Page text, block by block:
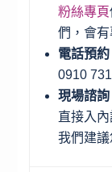
粉絲專頁
們，會有
電話預
0910
現場諮
直接入
我們建議